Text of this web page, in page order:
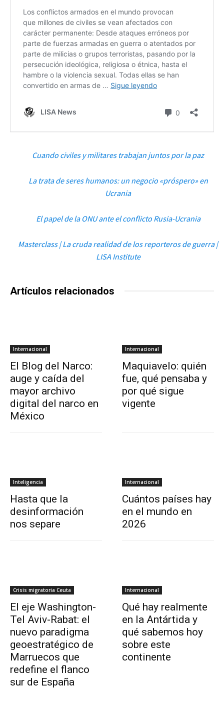
Cuando civiles y militares trabajan juntos por la paz
La trata de seres humanos: un negocio «próspero» en
Ucrania
El papel de la ONU ante el conflicto Rusia-Ucrania
Masterclass | La cruda realidad de los reporteros de guerra |
LISA Institute
Artículos relacionados
Internacional
El Blog del Narco:
auge y caída del
mayor archivo
digital del narco en
México
Internacional
Maquiavelo: quién
fue, qué pensaba y
por qué sigue
vigente
Inteligencia
Hasta que la
desinformación
nos separe
Internacional
Cuántos países hay
en el mundo en
2026
Crisis migratoria Ceuta
El eje Washington-
Tel Aviv-Rabat: el
nuevo paradigma
geoestratégico de
Marruecos que
redefine el flanco
sur de España
Internacional
Qué hay realmente
en la Antártida y
qué sabemos hoy
sobre este
continente